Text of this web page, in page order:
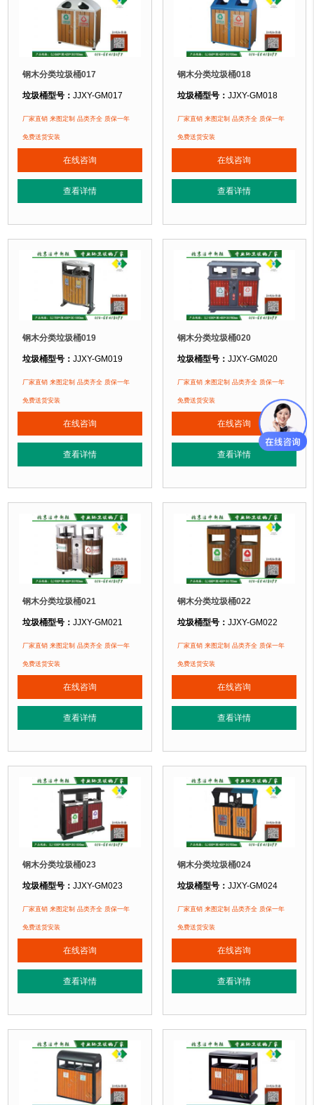
钢木分类垃圾桶017
垃圾桶型号：JJXY-GM017
垃圾桶规格：长860mm 宽420mm 高930mm
垃圾桶材质：
垃圾桶周期：现货产品 厂家直销 即拍即发 定制批发
垃圾桶特点：选用镀锌钢板裁剪、压制、折弯后再焊接而成型，垃圾桶经磷
正在使用该垃圾桶的部分客户：
北京奥利匹克水上公园、北京玉渊潭公园、北京某小区....
厂家直销 来图定制 品类齐全 质保一年
免费送货安装
在线咨询
查看详情
钢木分类垃圾桶018
垃圾桶型号： JJXY-GM018
垃圾桶规格：长860mm 宽420mm
垃圾桶材质：
垃圾桶周期：现货产品 厂家直销 即
垃圾桶特点：选用镀锌钢板裁剪、
正在使用该垃圾桶的部分客户：
北京松山国家森林公园、北京延庆某
厂家直销 来图定制 品类齐全 质保一年
免费送货安装
在线咨询
查看详情
钢木分类垃圾桶019
垃圾桶型号：JJXY-GM019
垃圾桶规格：长700mm 宽400mm 高1000mm
垃圾桶材质：
垃圾桶周期：现货产品 厂家直销 即拍即发 定制批发
垃圾桶特点：选用镀锌钢板裁剪、压制、折弯后再焊接而成型，垃圾桶经磷
正在使用该垃圾桶的部分客户：
北京奥利匹克水上公园、北京玉渊潭公园、北京某小区....
厂家直销 来图定制 品类齐全 质保一年
免费送货安装
在线咨询
查看详情
钢木分类垃圾桶020
垃圾桶型号： JJXY-GM020
垃圾桶规格：长1000mm 宽400mm
垃圾桶材质： 镀锌钢板+塑木
垃圾桶周期：现货产品 厂家直销 即
垃圾桶特点：选用镀锌钢板裁剪、
正在使用该垃圾桶的部分客户：
北京奥利匹克水上公园、北京玉渊潭
厂家直销 来图定制 品类齐全 质保一年
免费送货安装
在线咨询
查看详情
钢木分类垃圾桶021
垃圾桶型号：JJXY-GM021
垃圾桶规格：长900mm 宽400mm 高950mm
垃圾桶材质：
垃圾桶周期：现货产品 厂家直销 即拍即发 定制批发
垃圾桶特点：选用镀锌钢板裁剪、压制、折弯后再焊接而成型，垃圾桶经磷
正在使用该垃圾桶的部分客户：
北京奥利匹克水上公园、北京玉渊潭公园、北京某小区....
厂家直销 来图定制 品类齐全 质保一年
免费送货安装
在线咨询
查看详情
钢木分类垃圾桶022
垃圾桶型号： JJXY-GM022
垃圾桶规格：长880mm 宽400mm
垃圾桶材质：
垃圾桶周期：现货产品 厂家直销 即
垃圾桶特点：选用镀锌钢板裁剪、
正在使用该垃圾桶的部分客户：
北京奥利匹克水上公园、北京玉渊潭
厂家直销 来图定制 品类齐全 质保一年
免费送货安装
在线咨询
查看详情
钢木分类垃圾桶023
垃圾桶型号：JJXY-GM023
垃圾桶规格：长1000mm 宽400mm 高1000mm
垃圾桶材质：
垃圾桶周期：现货产品 厂家直销 即拍即发 定制批发
垃圾桶特点：选用镀锌钢板裁剪、压制、折弯后再焊接而成型，垃圾桶经磷
正在使用该垃圾桶的部分客户：
北京奥利匹克水上公园、北京玉渊潭公园、北京某小区....
厂家直销 来图定制 品类齐全 质保一年
免费送货安装
在线咨询
查看详情
钢木分类垃圾桶024
垃圾桶型号： JJXY-GM024
垃圾桶规格：长800mm 宽400mm
垃圾桶材质：
垃圾桶周期：现货产品 厂家直销 即
垃圾桶特点：选用镀锌钢板裁剪、
正在使用该垃圾桶的部分客户：
北京奥利匹克水上公园、北京玉渊潭
厂家直销 来图定制 品类齐全 质保一年
免费送货安装
在线咨询
查看详情